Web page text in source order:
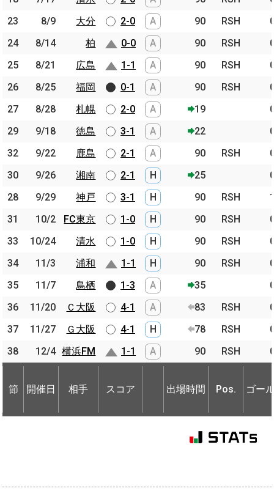
23
8/9 大分 2-0 A 90 RSH
24
8/14 柏 0-0 A 90 RSH
25
8/21 広島 1-1 A 90 RSH
26
8/25 福岡 0-1 A 90 RSH
27
8/28 札幌 2-0 A 19
29
9/18 徳島 3-1 A 22
32
9/22 鹿島 2-1 A 90 RSH
30
9/26 湘南 2-1 H 25
28
9/29 神戸 3-1 H 90 RSH
31
10/2 FC東京 1-0 H 90 RSH
33
10/24 清水 1-0 H 90 RSH
34
11/3 浦和 1-1 H 90 RSH
35
11/7 鳥栖 1-3 A 35
36
11/20 Ｃ大阪 4-1 A 83 RSH
37
11/27 Ｇ大阪 4-1 H 78 RSH
38
12/4 横浜FM 1-1 A 90 RSH
節 開催日 相手 スコア 出場時間 Pos. ゴー
23
8/9
大分
24
8/14
柏
25
8/21
広島
26
8/25
福岡
27
8/28
札幌
29
9/18
徳島
32
9/22
鹿島
30
9/26
湘南
28
9/29
神戸
31
10/2
FC東京
33
10/24
清水
34
11/3
浦和
35
11/7
鳥栖
36
11/20
Ｃ大阪
37
11/27
Ｇ大阪
38
12/4 横浜FM
節 開催日 相手